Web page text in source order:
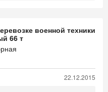
военной техники
66 т
22.12.2015